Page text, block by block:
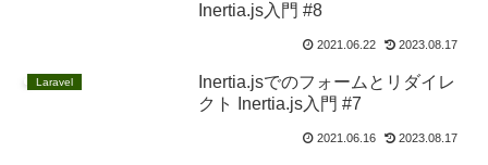
Inertia.js入門 #8
2021.06.22 2023.08.17
Laravel
Inertia.jsでのフォームとリダイレ
クト Inertia.js入門 #7
2021.06.16 2023.08.17